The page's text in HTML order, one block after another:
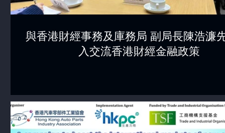
與香港財經事務及庫務局 副局長陳浩濂
入交流香港財經金融政策